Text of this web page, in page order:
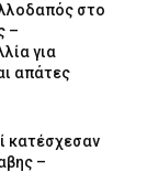
Κοζάνης – Οι
στο
–
για
απάτες
κατέσχεσαν
–